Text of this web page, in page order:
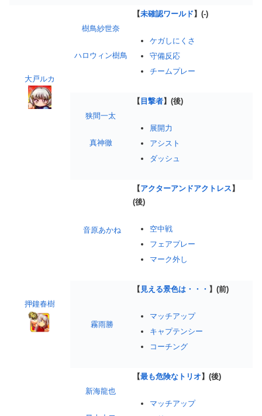
大戸ルカ
樹鳥紗世奈
ハロウィン樹鳥
【未確認ワールド 】(-)
ケガしにくさ
守備反応
チームプレー
狭間一太
真神徹
【 目撃者】(後)
展開力
アシスト
ダッシュ
押鐘春樹
音原あかね
【アクターアンドアクトレス 】
(後)
空中戦
フェアプレー
マーク外し
霧雨勝
【 見える景色は・・・ 】(前)
マッチアップ
キャプテンシー
コーチング
新海龍也
【最も危険なトリオ 】(後)
マッチアップ